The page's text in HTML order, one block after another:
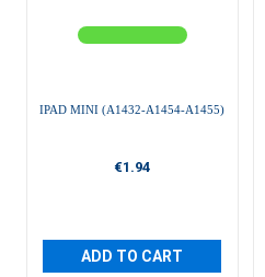
IPAD MINI (A1432-A1454-A1455)
€1.94
ADD TO CART